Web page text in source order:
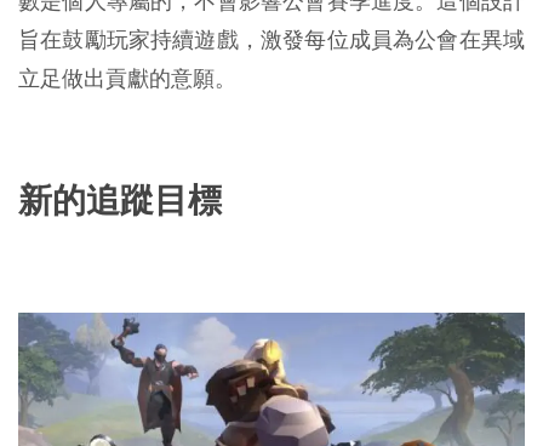
旨在鼓勵玩家持續遊戲，激發每位成員為公會在異域
立足做出貢獻的意願。
新的追蹤目標